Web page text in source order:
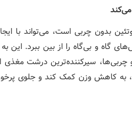
بدون چربی است، می‌تواند با
گاه و بی‌گاه را از بین ببرد. این
چربی‌ها، سیرکننده‌ترین درشت مغذی
به کاهش وزن کمک کند و جلوی